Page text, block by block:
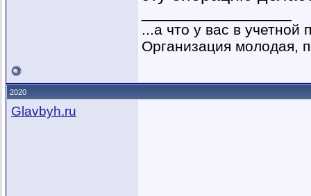
...а что у вас в учетной
Организация молодая,
2020
Glavbyh.ru